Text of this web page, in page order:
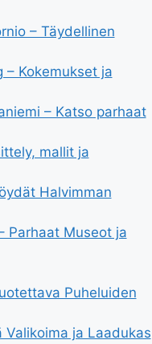
– Täydellinen
– Kokemukset ja
– Katso parhaat
mallit ja
Halvimman
Parhaat Museot ja
Puheluiden
Valikoima ja Laadukas